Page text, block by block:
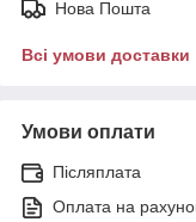
Нова Пошта
Всі умови доставки
Умови оплати
Післяплата
Оплата на